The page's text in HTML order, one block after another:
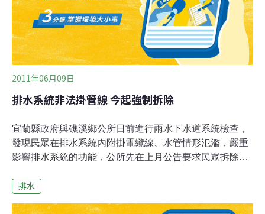
2011年06月09日
排水系統非法掛管線 今起強制拆除
宜蘭縣政府與礁溪鄉公所日前進行雨水下水道系統檢查，
發現民眾在排水系統內附掛電纜線、水管情形氾濫，嚴重
影響排水系統的功能，公所先在上月公告要求民眾拆除這
業。礁溪鄉公所說，不少民眾貪圖方便，利用公共排水系
排水